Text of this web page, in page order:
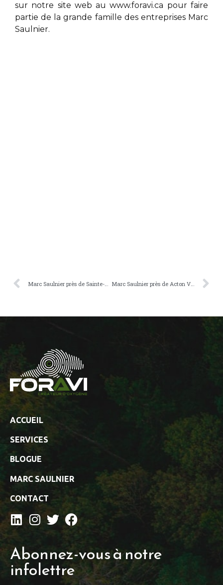
sur notre site web auwww.foravi.ca pour faire
partie de la grande famille des entreprises Marc
Saulnier.
Marc Saulnier près de Sainte-Angèle-de-Mérici Marc Saulnier près de Acton Vale
ACCUEIL
SERVICES
BLOGUE
MARC SAULNIER
CONTACT
Abonnez-vous à notre
infolettre